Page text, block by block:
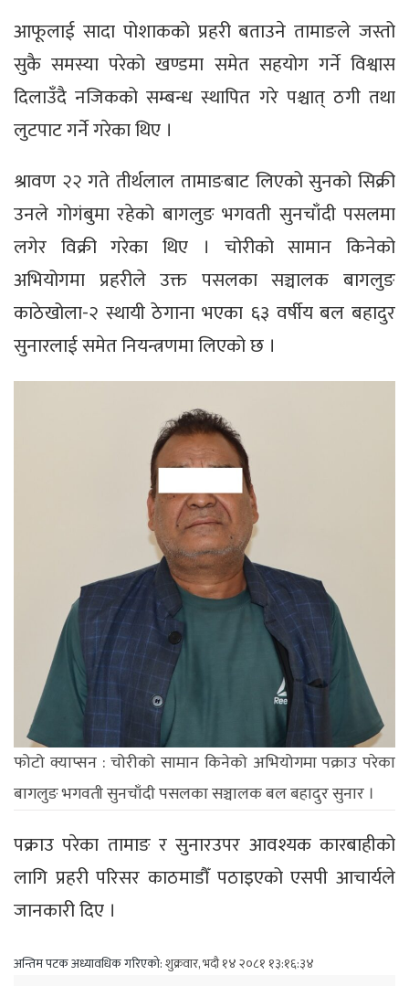
आफूलाई सादा पोशाकको प्रहरी बताउने तामाङले जस्तो
सुकै समस्या परेको खण्डमा समेत सहयोग गर्ने विश्वास
दिलाउँदै नजिकको सम्बन्ध स्थापित गरे पश्चात् ठगी तथा
लुटपाट गर्ने गरेका थिए ।
श्रावण २२ गते तीर्थलाल तामाङबाट लिएको सुनको सिक्री
उनले गोगंबुमा रहेको बागलुङ भगवती सुनचाँदी पसलमा
लगेर विक्री गरेका थिए । चोरीको सामान किनेको
अभियोगमा प्रहरीले उक्त पसलका सञ्चालक बागलुङ
काठेखोला-२ स्थायी ठेगाना भएका ६३ वर्षीय बल बहादुर
सुनारलाई समेत नियन्त्रणमा लिएको छ ।
फोटो क्याप्सन : चोरीको सामान किनेको अभियोगमा पक्राउ परेका
बागलुङ भगवती सुनचाँदी पसलका सञ्चालक बल बहादुर सुनार ।
पक्राउ परेका तामाङ र सुनारउपर आवश्यक कारबाहीको
लागि प्रहरी परिसर काठमाडौँ पठाइएको एसपी आचार्यले
जानकारी दिए ।
अन्तिम पटक अध्यावधिक गरिएको:शुक्रवार, भदौ १४ २०८१ १३:१६:३४